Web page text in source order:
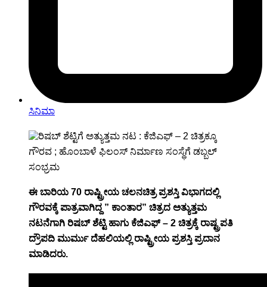
ಸಿನಿಮಾ
ಈ ಬಾರಿಯ 70 ರಾಷ್ಟ್ರೀಯ ಚಲನ‌ಚಿತ್ರ ಪ್ರಶಸ್ತಿ ವಿಭಾಗದಲ್ಲಿ
ಗೌರವಕ್ಕೆ ಪಾತ್ರವಾಗಿದ್ದ ” ಕಾಂತಾರ” ಚಿತ್ರದ ಅತ್ಯುತ್ತಮ
ನಟನೆಗಾಗಿ ರಿಷಬ್ ಶೆಟ್ಟಿ ಹಾಗು ಕೆಜಿಎಫ್ – 2 ಚಿತ್ರಕ್ಕೆ ರಾಷ್ಟ್ರಪತಿ
ದ್ರೌಪದಿ ಮುರ್ಮು ದೆಹಲಿಯಲ್ಲಿ ರಾಷ್ಟ್ರೀಯ ಪ್ರಶಸ್ತಿ ಪ್ರದಾನ
ಮಾಡಿದರು.